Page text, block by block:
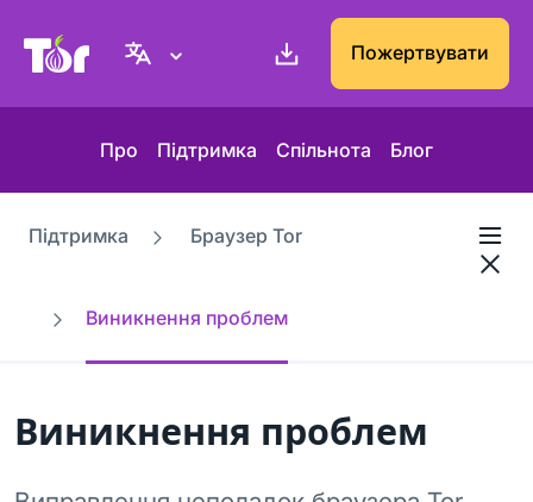
Вебсайт проєкту Tor Пожертвувати
Про Підтримка Спільнота Блог
Підтримка Браузер Tor
Виникнення проблем
Виникнення проблем